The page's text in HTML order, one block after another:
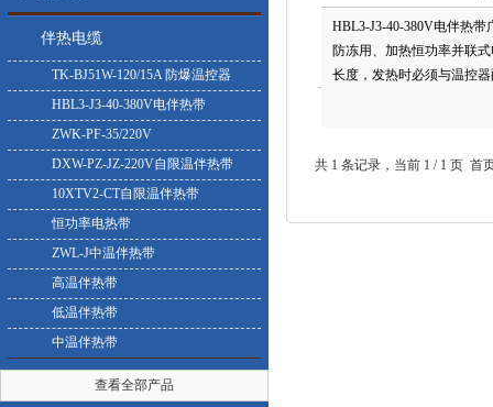
伴热电缆
TK-BJ51W-120/15A 防爆温控器
HBL3-J3-40-380V电伴热带
ZWK-PF-35/220V
DXW-PZ-JZ-220V自限温伴热带
10XTV2-CT自限温伴热带
恒功率电热带
ZWL-J中温伴热带
高温伴热带
低温伴热带
中温伴热带
查看全部产品
HBL3-J3-40-380V电伴热带广
防冻用、加热恒功率并
长度，发热时必须与温控
共 1 条记录，当前 1 / 1